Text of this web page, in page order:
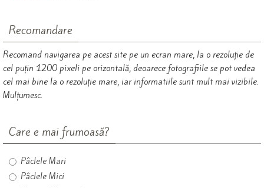
Recomandare
Recomand navigarea pe acest site pe un ecran mare, la o rezoluție de
cel puțin 1200 pixeli pe orizontală, deoarece fotografiile se pot vedea
cel mai bine la o rezoluție mare, iar informatiile sunt mult mai vizibile.
Mulțumesc.
Care e mai frumoasă?
Pâclele Mari
Pâclele Mici